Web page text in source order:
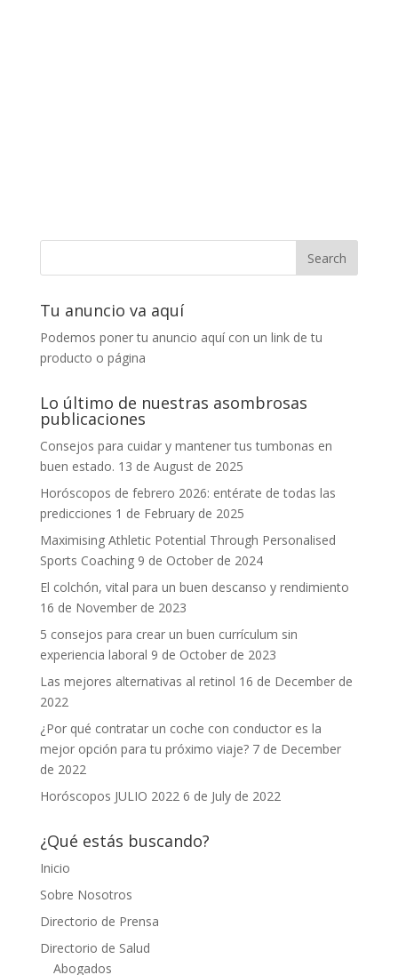
Tu anuncio va aquí
Podemos poner tu anuncio aquí con un link de tu
producto o página
Lo último de nuestras asombrosas
publicaciones
Consejos para cuidar y mantener tus tumbonas en
buen estado. 13 de August de 2025
Horóscopos de febrero 2026: entérate de todas las
predicciones 1 de February de 2025
Maximising Athletic Potential Through Personalised
Sports Coaching 9 de October de 2024
El colchón, vital para un buen descanso y rendimiento
16 de November de 2023
5 consejos para crear un buen currículum sin
experiencia laboral 9 de October de 2023
Las mejores alternativas al retinol 16 de December de
2022
¿Por qué contratar un coche con conductor es la
mejor opción para tu próximo viaje? 7 de December
de 2022
Horóscopos JULIO 2022 6 de July de 2022
¿Qué estás buscando?
Inicio
Sobre Nosotros
Directorio de Prensa
Directorio de Salud
Abogados